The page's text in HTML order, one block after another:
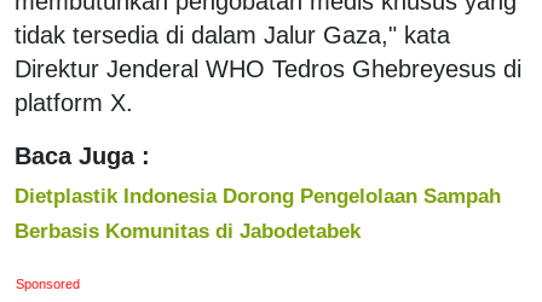
tidak tersedia di dalam Jalur Gaza," kata
Direktur Jenderal WHO Tedros Ghebreyesus di
platform X.
Baca Juga :
Dietplastik Indonesia Dorong Pengelolaan Sampah
Berbasis Komunitas di Jabodetabek
Sponsored